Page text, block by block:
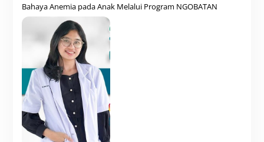
Bahaya Anemia pada Anak Melalui Program NGOBATAN